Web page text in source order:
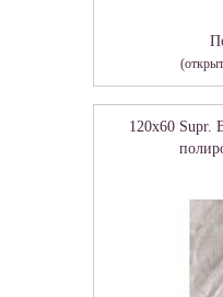
120x60 Supr.